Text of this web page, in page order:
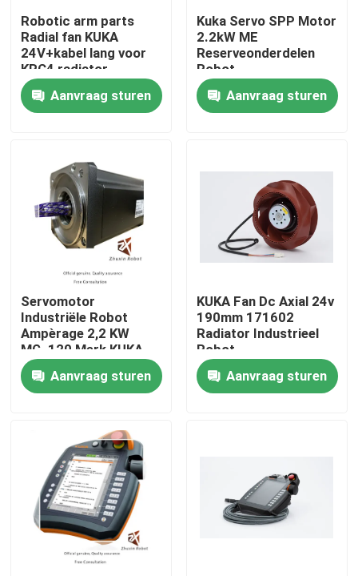
Thuis
Producten
Video's
Over ons
Fabriekstocht
Neem contact met ons op
Nieuws
Gevallen
Robotic arm parts
Radial fan KUKA
24V+kabel lang voor
KRC4 radiator
Aanvraag sturen
Kuka Servo SPP Motor
2.2kW ME
Reserveonderdelen
Robot
MG_120_110_25_S0
Aanvraag sturen
Servomotor
Industriële Robot
Ampèrage 2,2 KW
MG_120 Merk KUKA
Aanvraag sturen
KUKA Fan Dc Axial 24v
190mm 171602
Radiator Industrieel
Robot
Aanvraag sturen